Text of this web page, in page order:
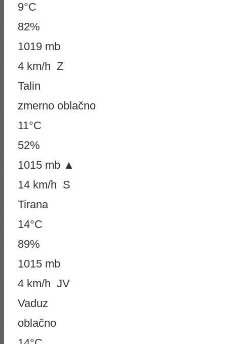
9°C
82%
1019 mb
4 km/h Z
Talin
zmerno oblačno
11°C
52%
1015 mb ▲
14 km/h S
Tirana
14°C
89%
1015 mb
4 km/h JV
Vaduz
oblačno